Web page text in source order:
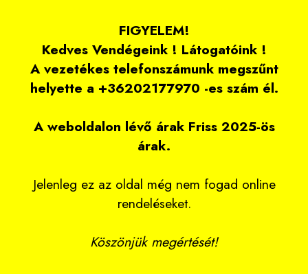
FIGYELEM!
Kedves Vendégeink ! Látogatóink !
A vezetékes telefonszámunk megszűnt
helyette a +36202177970 -es szám él.
A weboldalon lévő árak Friss 2025-ös
árak.
Jelenleg ez az oldal még nem fogad online
rendeléseket.
Köszönjük megértését!